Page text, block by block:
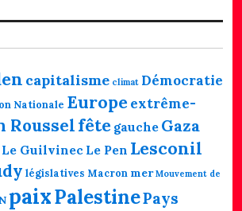
capitalisme climat Démocratie
Nationale Europe extrême-
Rousselfête gauche Gaza
Le Guilvinec Le Pen Lesconil
législatives Macron mer Mouvement de
paixPalestinePays